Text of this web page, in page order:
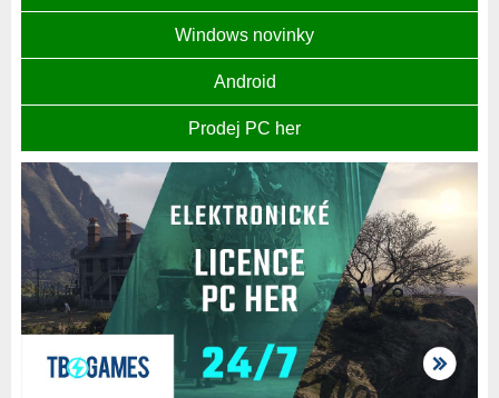
Windows novinky
Android
Prodej PC her